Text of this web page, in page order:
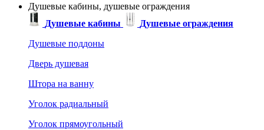
Душевые кабины, душевые ограждения
Душевые кабины
Душевые ограждения
Душевые поддоны
Дверь душевая
Штора на ванну
Уголок радиальный
Уголок прямоугольный